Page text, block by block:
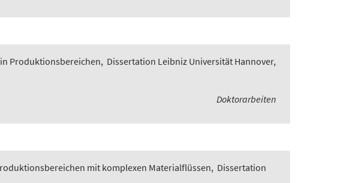
Produktionsbereichen, Dissertation Leibniz Universität Hannover,
Doktorarbeiten
mit komplexen Materialflüssen, Dissertation